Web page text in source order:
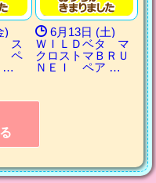
)
ス
ペ
…
6月13日 (土)
ＷＩＬＤベタ マ
クロストマＢＲＵ
ＮＥＩ ペア …